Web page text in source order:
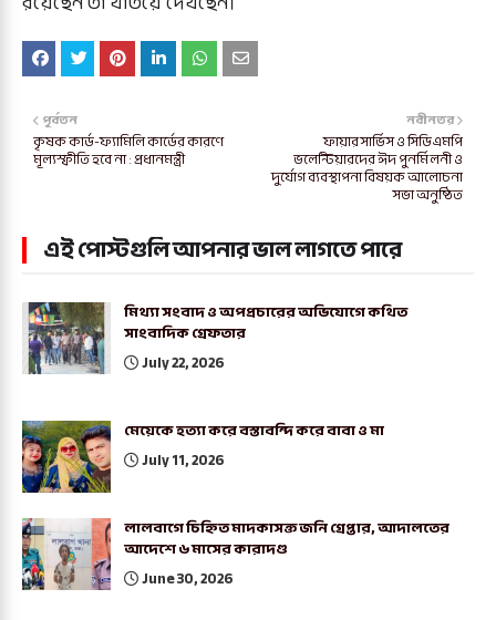
নবীনতর
ফায়ার সার্ভিস ও সিডিএমপি
ভলেন্টিয়ারদের ঈদ পুনর্মিলনী ও
দুর্যোগ ব্যবস্থাপনা বিষয়ক আলোচনা
সভা অনুষ্ঠিত
পূর্বতন
কৃষক কার্ড-ফ্যামিলি কার্ডের কারণে
মূল্যস্ফীতি হবে না : প্রধানমন্ত্রী
এই পোস্টগুলি আপনার ভাল লাগতে পারে
মিথ্যা সংবাদ ও অপপ্রচারের অভিযোগে কথিত
সাংবাদিক গ্রেফতার
July 22, 2026
মেয়েকে হত্যা করে বস্তাবন্দি করে বাবা ও মা
July 11, 2026
লালবাগে চিহ্নিত মাদকাসক্ত জনি গ্রেপ্তার, আদালতের
আদেশে ৬ মাসের কারাদণ্ড
June 30, 2026